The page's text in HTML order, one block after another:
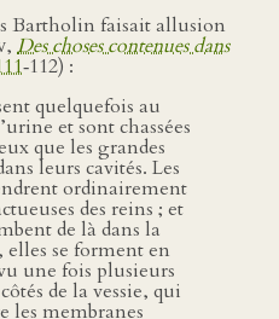
Bartholin faisait allusion
, Des choses contenues dans
‑112) :
quelquefois au
et sont chassées
que les grandes
leurs cavités. Les
ordinairement
des reins ; et
de là dans la
elles se forment en
une fois plusieurs
de la vessie, qui
les membranes